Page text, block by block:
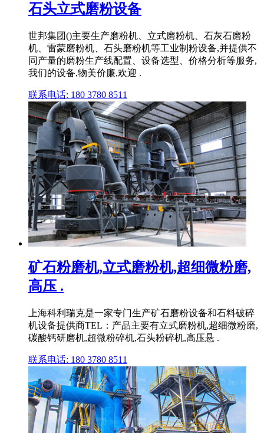
石头立式磨粉设备
世邦集团()主要生产磨粉机、立式磨粉机、石灰石磨粉
机、雷蒙磨粉机、石头磨粉机等工业制粉设备,并提供不
同产量的磨粉生产线配置、设备选型、价格分析等服务,
我们的设备,物美价廉,欢迎 .
联系电话: 180 3780 8511
矿石粉磨机,立式磨粉机,超细微粉磨,
高压 .
上海科利瑞克是一家专门生产矿石磨粉设备和石料破碎
机设备提供商TEL：产品主要有立式磨粉机,超细微粉磨,
碳酸钙研磨机,超微粉碎机,石头粉碎机,高压悬 .
联系电话: 180 3780 8511